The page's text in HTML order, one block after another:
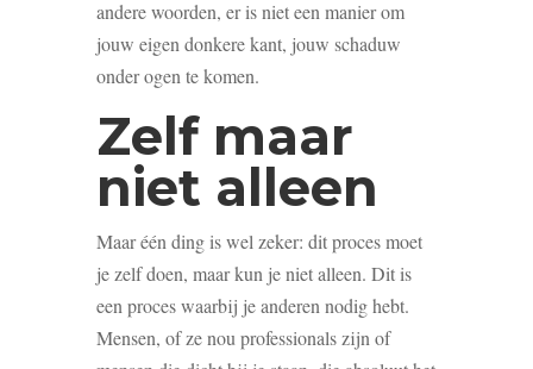
andere woorden, er is niet een manier om
jouw eigen donkere kant, jouw schaduw
onder ogen te komen.
Zelf maar
niet alleen
Maar één ding is wel zeker: dit proces moet
je zelf doen, maar kun je niet alleen. Dit is
een proces waarbij je anderen nodig hebt.
Mensen, of ze nou professionals zijn of